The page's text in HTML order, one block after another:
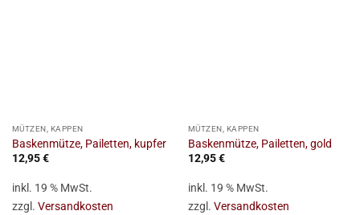
MÜTZEN, KAPPEN
Baskenmütze, Pailetten, kupfer
12,95€
inkl. 19 % MwSt.
zzgl. Versandkosten
MÜTZEN, KAPPEN
Baskenmütze, Pailetten, gold
12,95€
inkl. 19 % MwSt.
zzgl. Versandkosten